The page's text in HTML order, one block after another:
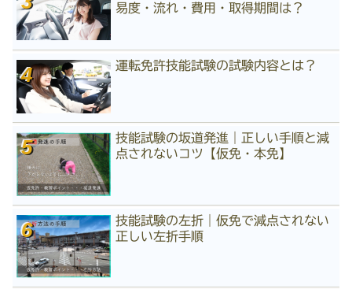
易度・流れ・費用・取得期間は？
運転免許技能試験の試験内容とは？
技能試験の坂道発進｜正しい手順と減
点されないコツ【仮免・本免】
技能試験の左折｜仮免で減点されない
正しい左折手順